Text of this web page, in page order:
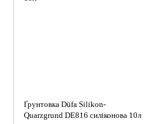
Ґрунтовка Düfa Silikon-
Quarzgrund DE816 силіконова 10л